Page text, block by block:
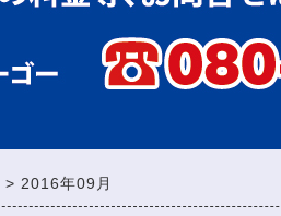
2016年09月